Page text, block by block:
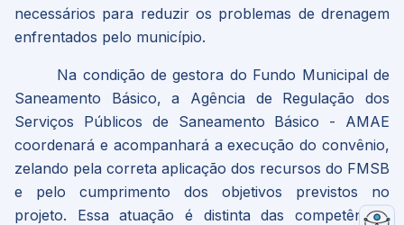
necessários para reduzir os problemas de drenagem
enfrentados pelo município.
Na condição de gestora do Fundo Municipal de
Saneamento Básico, a Agência de Regulação dos
Serviços Públicos de Saneamento Básico - AMAE
coordenará e acompanhará a execução do convênio,
zelando pela correta aplicação dos recursos do FMSB
e pelo cumprimento dos objetivos previstos no
projeto. Essa atuação é distinta das competências